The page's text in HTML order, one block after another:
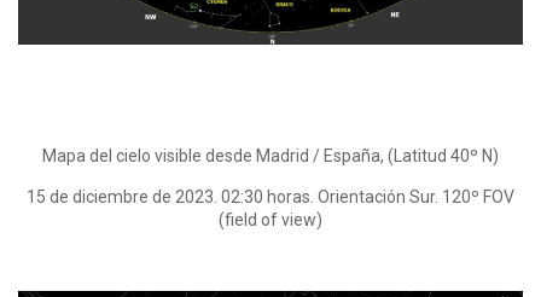
Mapa del cielo visible desde Madrid / España, (Latitud 40º N)
15 de diciembre de 2023. 02:30 horas. Orientación Sur. 120º FOV
(field of view)